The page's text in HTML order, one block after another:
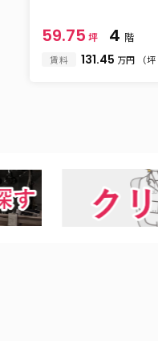
59.75 坪 4 階
賃料 131.45 万円 （坪